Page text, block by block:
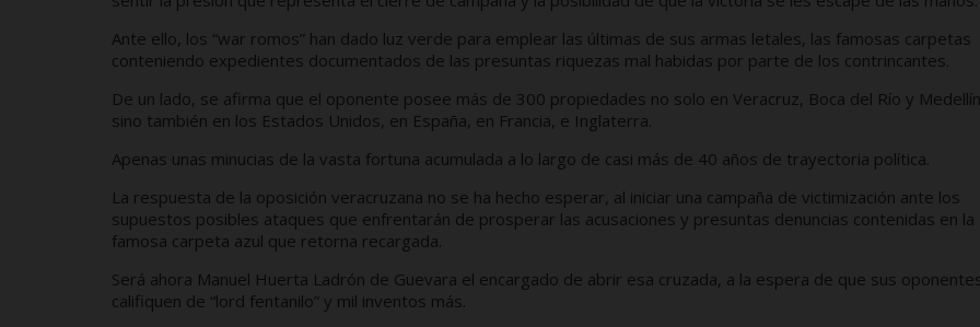
Ante ello, los “war romos” han dado luz verde para emplear las últimas de sus armas letales, las famosas carpetas
conteniendo expedientes documentados de las presuntas riquezas mal habidas por parte de los contrincantes.
De un lado, se afirma que el oponente posee más de 300 propiedades no solo en Veracruz, Boca del Río y Medellín
sino también en los Estados Unidos, en España, en Francia, e Inglaterra.
Apenas unas minucias de la vasta fortuna acumulada a lo largo de casi más de 40 años de trayectoria política.
La respuesta de la oposición veracruzana no se ha hecho esperar, al iniciar una campaña de victimización ante los
supuestos posibles ataques que enfrentarán de prosperar las acusaciones y presuntas denuncias contenidas en la
famosa carpeta azul que retorna recargada.
Será ahora Manuel Huerta Ladrón de Guevara el encargado de abrir esa cruzada, a la espera de que sus
califiquen de “lord fentanilo” y mil inventos más.